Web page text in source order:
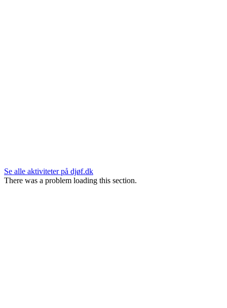
Se alle aktiviteter på djøf.dk
There was a problem loading this section.